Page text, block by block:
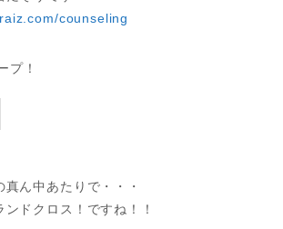
counseling
プ！
ん中あたりで・・・
ドクロス！ですね！！